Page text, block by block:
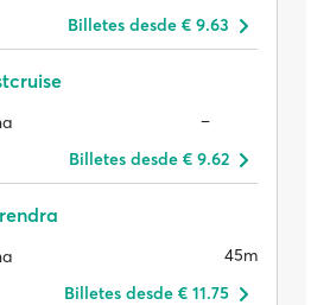
Billetes desde € 9.63
–
Billetes desde € 9.62
45m
Billetes desde € 11.75